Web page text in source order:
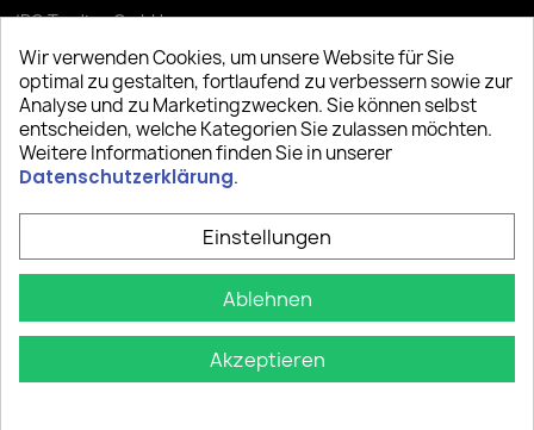
JRG Trading GmbH
Zietenstr. 9
12244 Berlin
Tel: +49 (0)30 2357 3470
info@top-amenities.com
Wir verwenden Cookies, um unsere Website für Sie
optimal zu gestalten, fortlaufend zu verbessern sowie zur
Analyse und zu Marketingzwecken. Sie können selbst
entscheiden, welche Kategorien Sie zulassen möchten.
Weitere Informationen finden Sie in unserer
Datenschutzerklärung.
Einstellungen
Ablehnen
Akzeptieren